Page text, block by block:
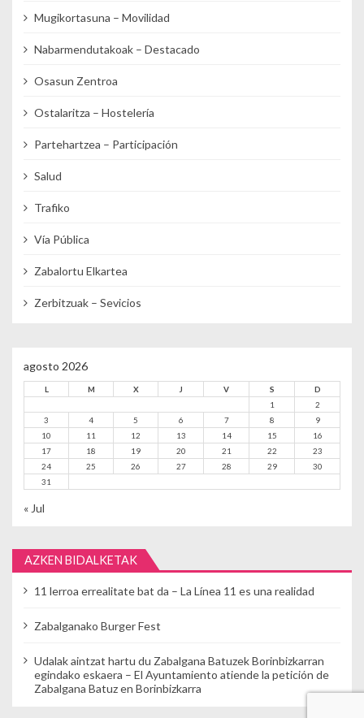
Mugikortasuna – Movilidad
Nabarmendutakoak – Destacado
Osasun Zentroa
Ostalaritza – Hostelería
Partehartzea – Participación
Salud
Trafiko
Vía Pública
Zabalortu Elkartea
Zerbitzuak – Sevicios
agosto 2026
L M X J V S
D
1
2
3
4 5 6 7 8
9
10
11 12 13 14 15
16
17
18 19 20 21 22
23
24
25 26 27 28 29
30
31
« Jul
AZKEN BIDALKETAK
11 lerroa errealitate bat da – La Línea 11 es una realidad
Zabalganako Burger Fest
Udalak aintzat hartu du Zabalgana Batuzek Borinbizkarran
egindako eskaera – El Ayuntamiento atiende la petición de
Zabalgana Batuz en Borinbizkarra